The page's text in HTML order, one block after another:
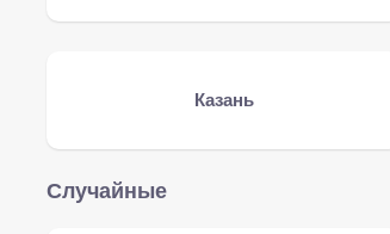
Казань
Случайные